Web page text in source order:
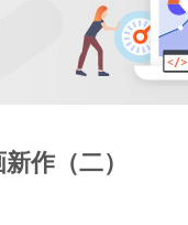
作（二）